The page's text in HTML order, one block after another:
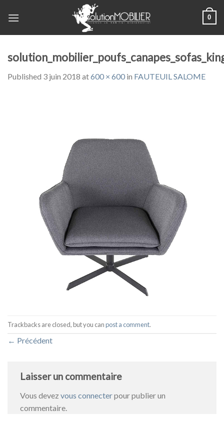
0
Published 3 juin 2018 at600 × 600 in FAUTEUIL SALOME
Trackbacks are closed, but you canpost a comment.
← Précédent
Laisser un commentaire
Vous devez vous connecterpour publier un
commentaire.